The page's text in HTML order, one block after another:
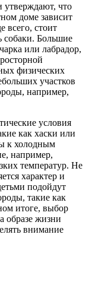
утверждают, что
доме зависит
всего, стоит
собаки. Большие
или лабрадор,
физических
участков
например,
условия
как хаски или
к холодным
например,
температур. Не
характер и
подойдут
такие как
итоге, выбор
образе жизни
внимание